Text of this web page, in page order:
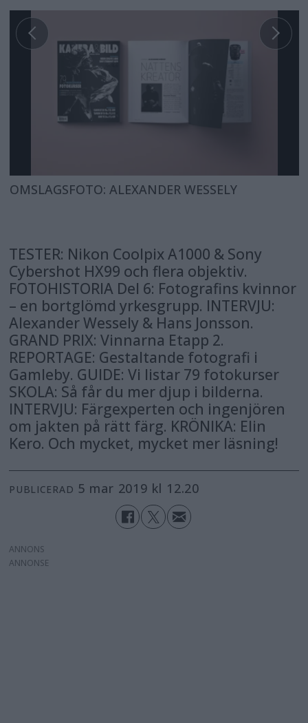
OMSLAGSFOTO: ALEXANDER WESSELY
TESTER: Nikon Coolpix A1000 & Sony
Cybershot HX99 och flera objektiv.
FOTOHISTORIA Del 6: Fotografins kvinnor
– en bortglömd yrkesgrupp. INTERVJU:
Alexander Wessely & Hans Jonsson.
GRAND PRIX: Vinnarna Etapp 2.
REPORTAGE: Gestaltande fotografi i
Gamleby. GUIDE: Vi listar 79 fotokurser
SKOLA: Så får du mer djup i bilderna.
INTERVJU: Färgexperten och ingenjören
om jakten på rätt färg. KRÖNIKA: Elin
Kero. Och mycket, mycket mer läsning!
PUBLICERAD 5 mar 2019 kl 12.20
ANNONS